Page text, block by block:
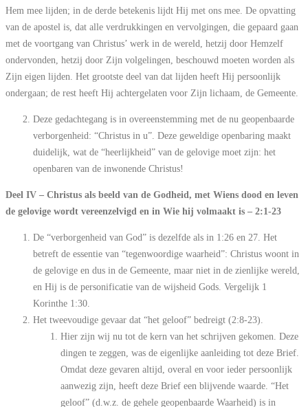
Hem mee lijden; in de derde betekenis lijdt Hij met ons mee. De opvatting
van de apostel is, dat alle verdrukkingen en vervolgingen, die gepaard gaan
met de voortgang van Christus’ werk in de wereld, hetzij door Hemzelf
ondervonden, hetzij door Zijn volgelingen, beschouwd moeten worden als
Zijn eigen lijden. Het grootste deel van dat lijden heeft Hij persoonlijk
ondergaan; de rest heeft Hij achtergelaten voor Zijn lichaam, de Gemeente.
Deze gedachtegang is in overeenstemming met de nu geopenbaarde
verborgenheid: “Christus in u”. Deze geweldige openbaring maakt
duidelijk, wat de “heerlijkheid” van de gelovige moet zijn: het
openbaren van de inwonende Christus!
Deel IV – Christus als beeld van de Godheid, met Wiens dood en leven
de gelovige wordt vereenzelvigd en in Wie hij volmaakt is – 2:1-23
De “verborgenheid van God” is dezelfde als in 1:26 en 27. Het
betreft de essentie van “tegenwoordige waarheid”: Christus woont in
de gelovige en dus in de Gemeente, maar niet in de zienlijke wereld,
en Hij is de personificatie van de wijsheid Gods. Vergelijk 1
Korinthe 1:30.
Het tweevoudige gevaar dat “het geloof” bedreigt (2:8-23).
Hier zijn wij nu tot de kern van het schrijven gekomen. Deze
dingen te zeggen, was de eigenlijke aanleiding tot deze Brief.
Omdat deze gevaren altijd, overal en voor ieder persoonlijk
aanwezig zijn, heeft deze Brief een blijvende waarde. “Het
geloof” (d.w.z. de gehele geopenbaarde Waarheid) is in